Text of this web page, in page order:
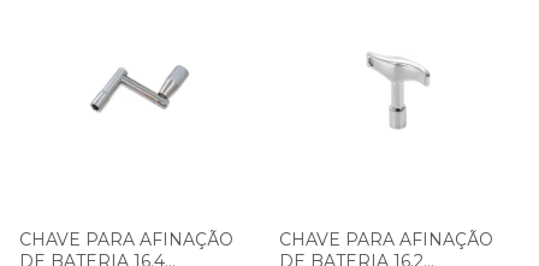
CHAVE PARA AFINAÇÃO
DE BATERIA 16.4
CHAVE PARA AFINAÇÃO
DE BATERIA 16.2